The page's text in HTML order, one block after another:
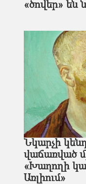
«ծովեր» են
Նկարչի
վաճառված
«Խաղողի
Առլիում»